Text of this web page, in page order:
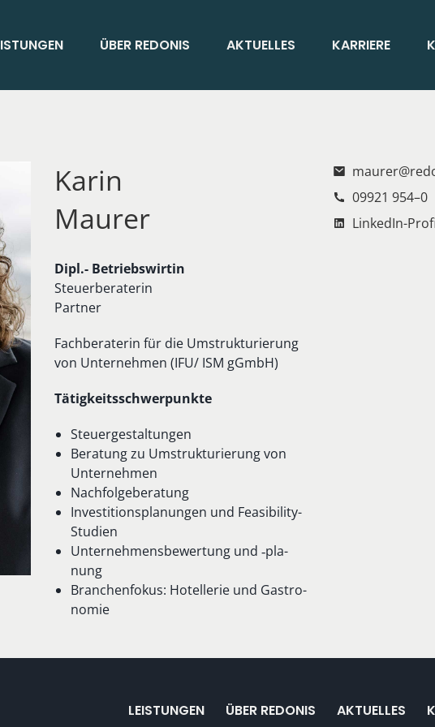
ÜBER REDONIS AKTUELLES KARRIERE
Karin
Maurer
Dipl.- Be­triebs­wir­tin
Steu­er­be­ra­te­rin
Part­ner
Fach­be­ra­te­rin für die Um­struk­tu­rie­rung
von Un­ter­neh­men (IFU/ ISM gGmbH)
Tä­tig­keits­schwer­punk­te
Steu­er­ge­stal­tun­gen
Be­ra­tung zu Um­struk­tu­rie­rung von
Un­ter­neh­men
Nach­fol­ge­be­ra­tung
In­ves­ti­ti­ons­pla­nun­gen und Fe­a­si­bi­li­ty-
Stu­di­en
Un­ter­neh­mens­be­wer­tung und ‑pla­
nung
Bran­chen­fo­kus: Ho­tel­le­rie und Gas­tro­
no­mie
09921 954–0
LinkedIn-
LEISTUNGEN ÜBER REDONIS AKTUELLES